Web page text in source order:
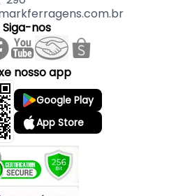
profissional
e resistência ao desgaste
a usinagem
madeira maciça e
da marca MK
que utilizam pinça de 12
Siga-nos
nosso app
Google Play
App Store